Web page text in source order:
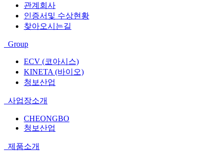
관계회사
인증서및 수상현황
찾아오시는길
Group
ECV (코아시스)
KINETA (바이오)
청보산업
사업장소개
CHEONGBO
청보산업
제품소개